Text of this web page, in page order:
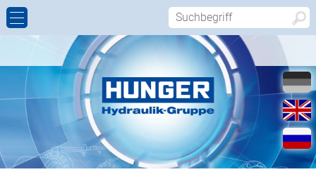
HYDRAULIKZYLINDER
KOLBENSTANGENBESCHICHTUNG
DICHTUNGS- UND FÜHRUNGSELEMENTE
WALTER HUNGER GMBH & CO. KG,
HYDRAULIKZYLINDERWERK
HUNGER HYDRAULIK WELTWEIT-SERVICE
HUNGER DICHTUNGS- UND
FÜHRUNGSELEMENTE
FIRMENPROFIL
GESCHICHTE
WALTER HUNGER
KONTAKT
KONTAKTFORMULAR
ANFAHRT